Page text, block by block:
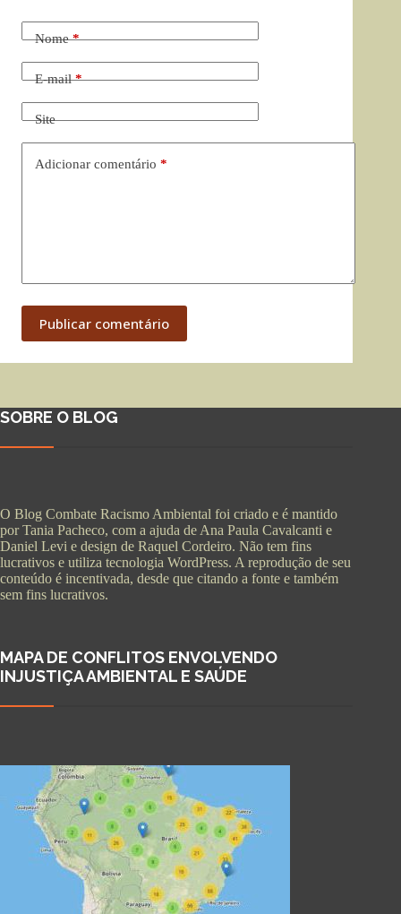
Nome*
E-mail*
Site
Adicionar comentário *
Publicar comentário
SOBRE O BLOG
O Blog Combate Racismo Ambiental foi criado e é mantido
por Tania Pacheco, com a ajuda de Ana Paula Cavalcanti e
Daniel Levi e design de Raquel Cordeiro. Não tem fins
lucrativos e utiliza tecnologia WordPress. A reprodução de seu
conteúdo é incentivada, desde que citando a fonte e também
sem fins lucrativos.
MAPA DE CONFLITOS ENVOLVENDO
INJUSTIÇA AMBIENTAL E SAÚDE